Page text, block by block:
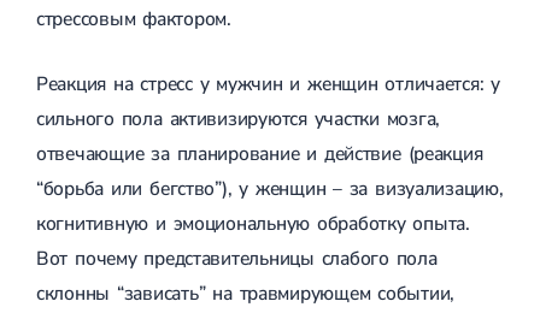
Цистит
Простатит
Доброкачественная гиперплазия
Рак простаты
Инфекционные заболевания
Гонорея
Микоплазмоз
Трихомониаз
КТ-ангиография верхних конечностей
КТ - ангиография нижних конечностей
КТ брюшной полости
КТ-энтерография
КТ матки и придатков
КТ печени, селезенки, поджелудочной железы, желудка
КТ-колонография
КТ почек, надпочечников и мочевыводящей системы
КТ - волюметрия печени
Привычный вывих надколенника
Пластика задней крестообразной связки (ЗКС)
Мозаичная пластика хряща
Пластика передней крестообразной связки
Контрактура Дюпюитрена
Оперативная
ТУР мочевого пузыря
Лейкоплакия мочевого пузыря
Варикоцеле
Удаление аденомы простаты
Обрезание у мужчин
стрессовым фактором.
Реакция на стресс у мужчин и женщин отличается: у
сильного пола активизируются участки мозга,
отвечающие за планирование и действие (реакция
“борьба или бегство”), у женщин – за визуализацию,
когнитивную и эмоциональную обработку опыта.
Вот почему представительницы слабого пола
склонны “зависать” на травмирующем событии,